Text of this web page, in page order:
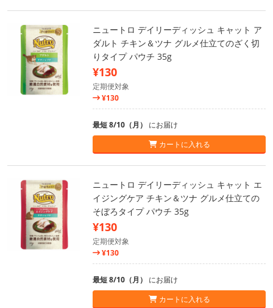
ニュートロ デイリーディッシュ キャット ア
ダルト チキン＆ツナ グルメ仕立てのざく切
りタイプ パウチ 35g
¥130
定期便対象
¥130
最短 8/10（月） にお届け
カートに入れる
ニュートロ デイリーディッシュ キャット エ
イジングケア チキン＆ツナ グルメ仕立ての
そぼろタイプ パウチ 35g
¥130
定期便対象
¥130
最短 8/10（月） にお届け
カートに入れる